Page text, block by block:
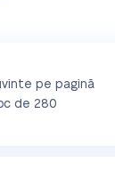
pe pagină
de 280